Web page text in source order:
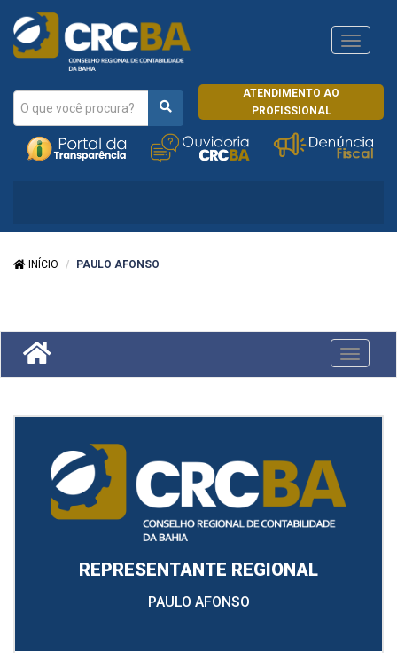
ATENDIMENTO AO
PROFISSIONAL
CRCRJ
INÍCIO PAULO AFONSO
Toggle
REPRESENTANTE REGIONAL
PAULO AFONSO